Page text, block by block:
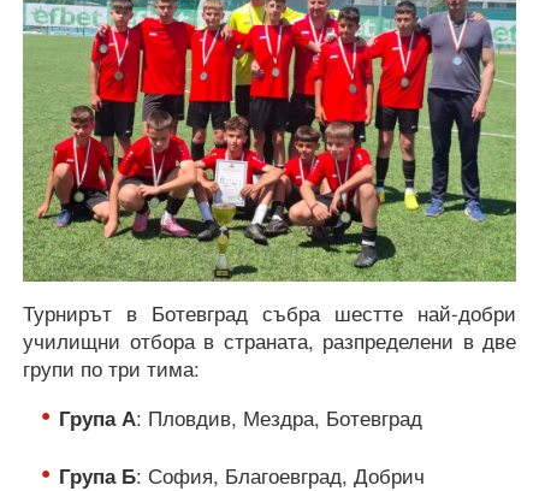
Турнирът в Ботевград събра шестте най-добри
училищни отбора в страната, разпределени в две
групи по три тима:
Група А: Пловдив, Мездра, Ботевград
Група Б: София, Благоевград, Добрич